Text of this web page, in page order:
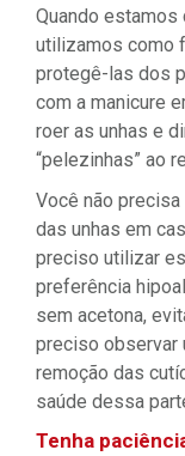
Quando estamos
utilizamos como
protegê-las dos
com a manicure
roer as unhas e
“pelezinhas” ao
Você não
das unhas em
preciso utilizar
preferência
sem acetona,
preciso observar
remoção das
saúde dessa
Tenha